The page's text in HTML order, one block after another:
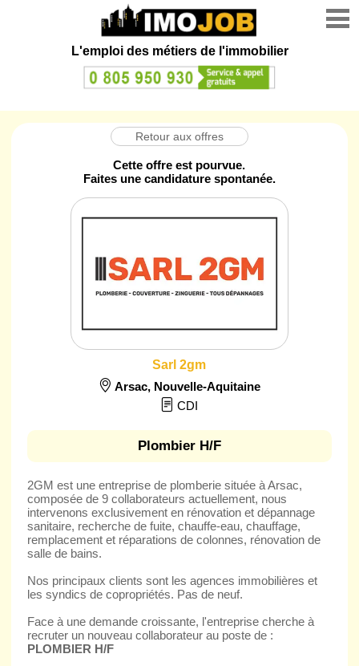
L'emploi des métiers de l'immobilier
Retour aux offres
Cette offre est pourvue.
Faites une candidature spontanée.
Sarl 2gm
Arsac, Nouvelle-Aquitaine
CDI
Plombier H/F
2GM est une entreprise de plomberie située à Arsac,
composée de 9 collaborateurs actuellement, nous
intervenons exclusivement en rénovation et dépannage
sanitaire, recherche de fuite, chauffe-eau, chauffage,
remplacement et réparations de colonnes, rénovation de
salle de bains.
Nos principaux clients sont les agences immobilières et
les syndics de copropriétés. Pas de neuf.
Face à une demande croissante, l'entreprise cherche à
recruter un nouveau collaborateur au poste de :
PLOMBIER H/F